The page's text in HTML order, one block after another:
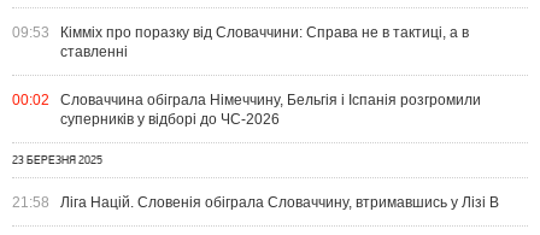
09:53
Кімміх про поразку від Словаччини: Справа не в тактиці, а в
ставленні
00:02
Словаччина обіграла Німеччину, Бельгія і Іспанія розгромили
суперників у відборі до ЧС-2026
23 БЕРЕЗНЯ 2025
21:58 Ліга Націй. Словенія обіграла Словаччину, втримавшись у Лізі B